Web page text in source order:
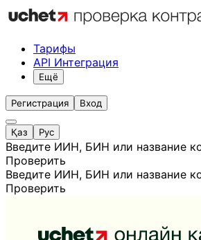
Тарифы
API Интеграция
Ещё
Регистрация Вход
Қаз Рус
Введите ИИН, БИН или название
Проверить
Введите ИИН, БИН или название
Проверить